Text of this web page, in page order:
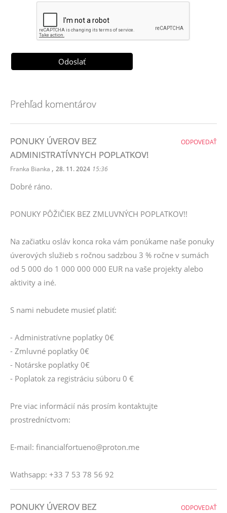
Prehľad komentárov
PONUKY ÚVEROV BEZ
ADMINISTRATÍVNYCH POPLATKOV!
Franka Bianka , 28. 11. 2024 15:36
Dobré ráno.
PONUKY PÔŽIČIEK BEZ ZMLUVNÝCH POPLATKOV!!
Na začiatku osláv konca roka vám ponúkame naše ponuky
úverových služieb s ročnou sadzbou 3 % ročne v sumách
od 5 000 do 1 000 000 000 EUR na vaše projekty alebo
aktivity a iné.
S nami nebudete musieť platiť:
- Administratívne poplatky 0€
- Zmluvné poplatky 0€
- Notárske poplatky 0€
- Poplatok za registráciu súboru 0 €
Pre viac informácií nás prosím kontaktujte
prostredníctvom:
E-mail: financialfortueno@proton.me
Wathsapp: +33 7 53 78 56 92
ODPOVEDAŤ
PONUKY ÚVEROV BEZ
ODPOVEDAŤ